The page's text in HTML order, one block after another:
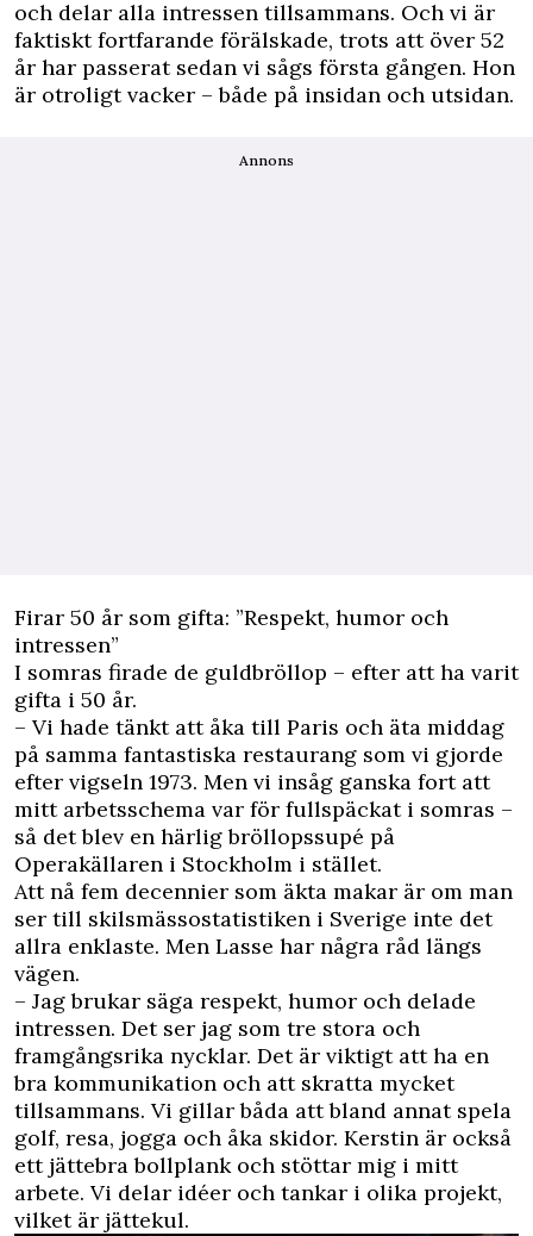
och delar alla intressen tillsammans. Och vi är
faktiskt fortfarande förälskade, trots att över 52
år har passerat sedan vi sågs första gången. Hon
är otroligt vacker – både på insidan och utsidan.
Annons
Firar 50 år som gifta: ”Respekt, humor och
intressen”
I somras firade de guldbröllop – efter att ha varit
gifta i 50 år.
– Vi hade tänkt att åka till Paris och äta middag
på samma fantastiska restaurang som vi gjorde
efter vigseln 1973. Men vi insåg ganska fort att
mitt arbetsschema var för fullspäckat i somras –
så det blev en härlig bröllopssupé på
Operakällaren i Stockholm i stället.
Att nå fem decennier som äkta makar är om man
ser till skilsmässostatistiken i Sverige inte det
allra enklaste. Men Lasse har några råd längs
vägen.
– Jag brukar säga respekt, humor och delade
intressen. Det ser jag som tre stora och
framgångsrika nycklar. Det är viktigt att ha en
bra kommunikation och att skratta mycket
tillsammans. Vi gillar båda att bland annat spela
golf, resa, jogga och åka skidor. Kerstin är också
ett jättebra bollplank och stöttar mig i mitt
arbete. Vi delar idéer och tankar i olika projekt,
vilket är jättekul.